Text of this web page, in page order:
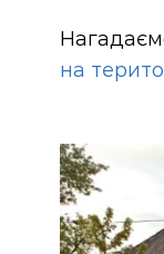
на